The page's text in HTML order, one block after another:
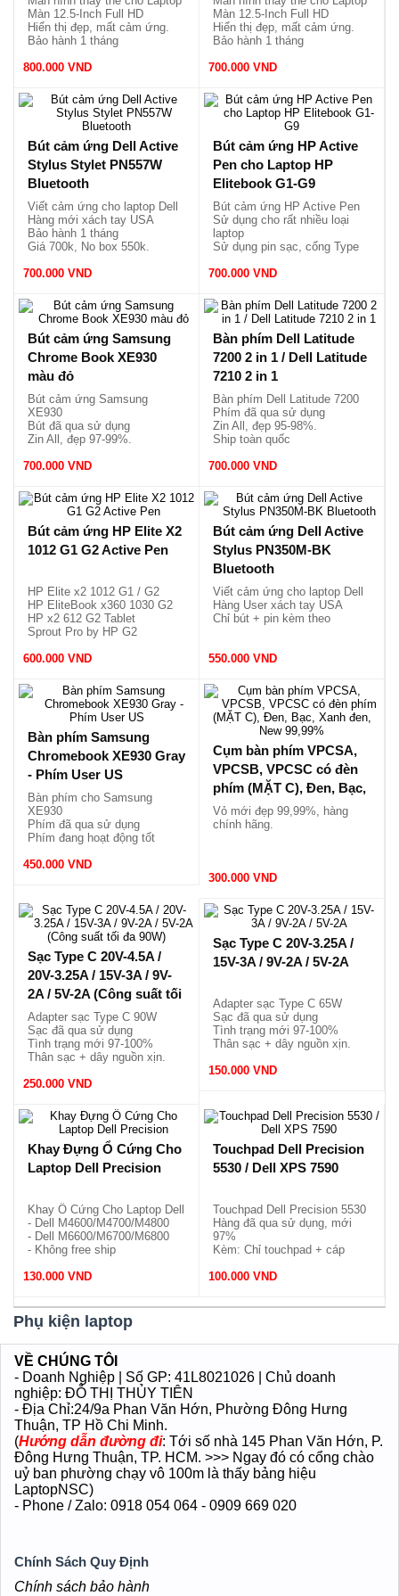
Màn 12.5-Inch Full HD
Hiển thị đẹp, mất cảm ứng.
Bảo hành 1 tháng
800.000 VND
Màn 12.5-Inch Full HD
Hiển thị đẹp, mất cảm ứng.
Bảo hành 1 tháng
700.000 VND
Bút cảm ứng Dell Active
Stylus Stylet PN557W
Bluetooth
Viết cảm ứng cho laptop Dell
Hàng mới xách tay USA
Bảo hành 1 tháng
Giá 700k, No box 550k.
700.000 VND
Bút cảm ứng HP Active
Pen cho Laptop HP
Elitebook G1-G9
Bút cảm ứng HP Active Pen
Sử dụng cho rất nhiều loại
laptop
Sử dụng pin sạc, cổng Type
Viết cảm ứng mới nguyên
700.000 VND
Bút cảm ứng Samsung
Chrome Book XE930
màu đỏ
Bút cảm ứng Samsung
XE930
Bút đã qua sử dụng
Zin All, đẹp 97-99%.
shopee
700.000 VND
Bàn phím Dell Latitude
7200 2 in 1 / Dell Latitude
7210 2 in 1
Bàn phím Dell Latitude 7200
Phím đã qua sử dụng
Zin All, đẹp 95-98%.
Ship toàn quốc
700.000 VND
Bút cảm ứng HP Elite X2
1012 G1 G2 Active Pen
HP Elite x2 1012 G1 / G2
HP EliteBook x360 1030 G2
HP x2 612 G2 Tablet
Sprout Pro by HP G2
600.000 VND
Bút cảm ứng Dell Active
Stylus PN350M-BK
Bluetooth
Viết cảm ứng cho laptop Dell
Hàng User xách tay USA
Chỉ bút + pin kèm theo
550.000 VND
Bàn phím Samsung
Chromebook XE930 Gray
- Phím User US
Bàn phím cho Samsung
XE930
Phím đã qua sử dụng
Phím đang hoạt động tốt
450.000 VND
Cụm bàn phím VPCSA,
VPCSB, VPCSC có đèn
phím (MẶT C), Đen, Bạc,
Xanh đen, New 99,99%
Vỏ mới đẹp 99,99%, hàng
chính hãng.
300.000 VND
Sạc Type C 20V-4.5A /
20V-3.25A / 15V-3A / 9V-
2A / 5V-2A (Công suất tối
đa 90W)
Adapter sạc Type C 90W
Sạc đã qua sử dụng
Tình trạng mới 97-100%
Thân sạc + dây nguồn xịn.
250.000 VND
Sạc Type C 20V-3.25A /
15V-3A / 9V-2A / 5V-2A
Adapter sạc Type C 65W
Sạc đã qua sử dụng
Tình trạng mới 97-100%
Thân sạc + dây nguồn xịn.
150.000 VND
Khay Đựng Ổ Cứng Cho
Laptop Dell Precision
Khay Ổ Cứng Cho Laptop Dell
- Dell M4600/M4700/M4800
- Dell M6600/M6700/M6800
- Không free ship
130.000 VND
Touchpad Dell Precision
5530 / Dell XPS 7590
Touchpad Dell Precision 5530
Hàng đã qua sử dụng, mới
97%
Kèm: Chỉ touchpad + cáp
100.000 VND
Phụ kiện laptop
VỀ CHÚNG TÔI
- Doanh Nghiệp | Số GP: 41L8021026 | Chủ doanh
nghiệp: ĐỖ THỊ THỦY TIÊN
- Địa Chỉ:24/9a Phan Văn Hớn, Phường Đông Hưng
Thuận, TP Hồ Chi Minh.
(Hướng dẫn đường đi: Tới số nhà 145 Phan Văn Hớn, P.
Đông Hưng Thuận, TP. HCM. >>> Ngay đó có cổng chào
uỷ ban phường chạy vô 100m là thấy bảng hiệu
LaptopNSC)
- Phone / Zalo: 0918 054 064 - 0909 669 020
Chính Sách Quy Định
Chính sách bảo hành